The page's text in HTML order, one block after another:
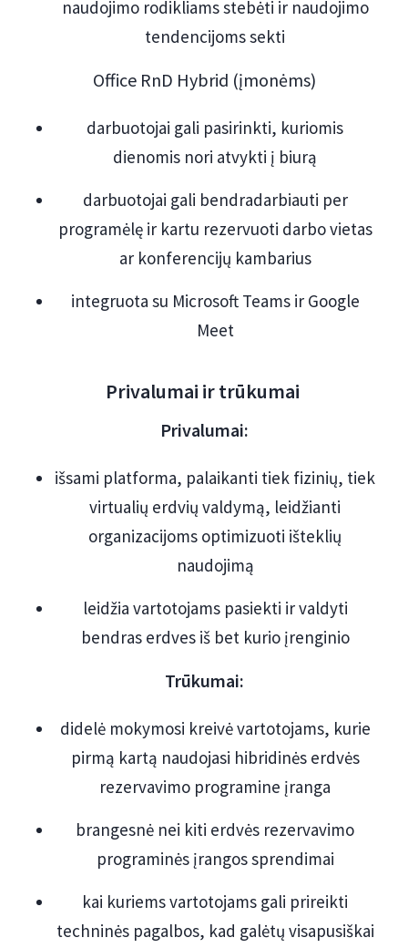
naudojimo rodikliams stebėti ir naudojimo
tendencijoms sekti
Office RnD Hybrid (įmonėms)
darbuotojai gali pasirinkti, kuriomis
dienomis nori atvykti į biurą
darbuotojai gali bendradarbiauti per
programėlę ir kartu rezervuoti darbo vietas
ar konferencijų kambarius
integruota su Microsoft Teams ir Google
Meet
Privalumai ir trūkumai
Privalumai:
išsami platforma, palaikanti tiek fizinių, tiek
virtualių erdvių valdymą, leidžianti
organizacijoms optimizuoti išteklių
naudojimą
leidžia vartotojams pasiekti ir valdyti
bendras erdves iš bet kurio įrenginio
Trūkumai:
didelė mokymosi kreivė vartotojams, kurie
pirmą kartą naudojasi hibridinės erdvės
rezervavimo programine įranga
brangesnė nei kiti erdvės rezervavimo
programinės įrangos sprendimai
kai kuriems vartotojams gali prireikti
techninės pagalbos, kad galėtų visapusiškai